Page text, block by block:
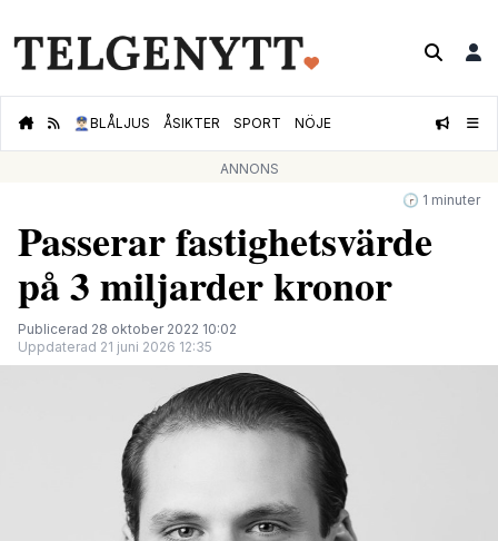
👮🏻‍♂️BLÅLJUS ÅSIKTER SPORT NÖJE
ANNONS
🕝 1 minuter
Passerar fastighetsvärde
på 3 miljarder kronor
Publicerad 28 oktober 2022 10:02
Uppdaterad 21 juni 2026 12:35